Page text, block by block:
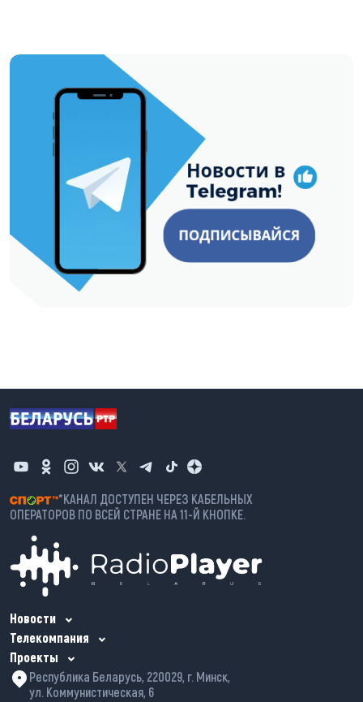
https://t.me/minskctvby
*КАНАЛ ДОСТУПЕН ЧЕРЕЗ КАБЕЛЬНЫХ
ОПЕРАТОРОВ ПО ВСЕЙ СТРАНЕ НА 11-Й КНОПКЕ.
Новости
Телекомпания
Проекты
Республика Беларусь, 220029, г. Минск,
ул. Коммунистическая, 6